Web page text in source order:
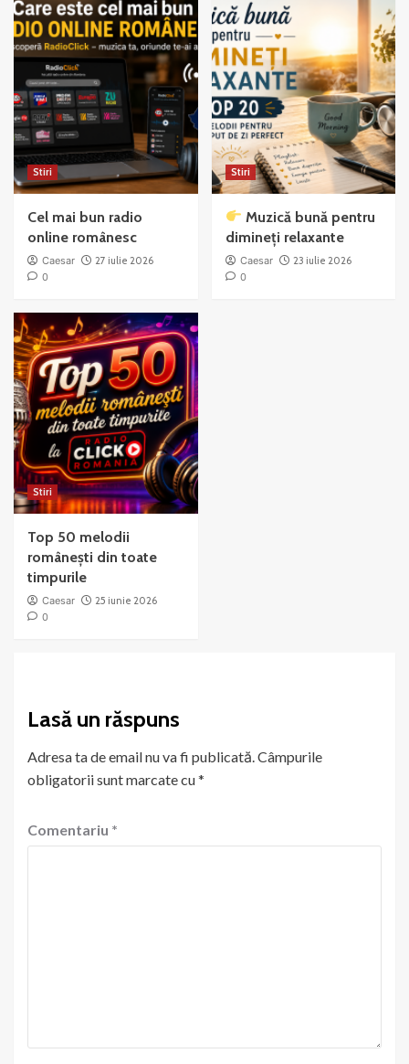
Stiri
Cel mai bun radio
online românesc
Caesar
27 iulie 2026
0
Stiri
Muzică bună pentru
dimineți relaxante
Caesar
23 iulie 2026
0
Stiri
Top 50 melodii
românești din toate
timpurile
Caesar
25 iunie 2026
0
Lasă un răspuns
Adresa ta de email nu va fi publicată.Câmpurile
obligatorii sunt marcate cu*
Comentariu *